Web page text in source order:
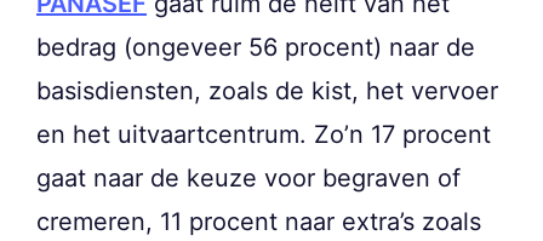
bedrag (ongeveer 56 procent) naar de
basisdiensten, zoals de kist, het vervoer
en het uitvaartcentrum. Zo’n 17 procent
gaat naar de keuze voor begraven of
cremeren, 11 procent naar extra’s zoals